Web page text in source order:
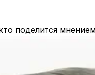
поделится